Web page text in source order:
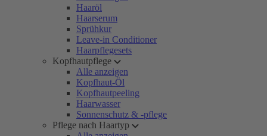
Haaröl
Haarserum
Sprühkur
Leave-in Conditioner
Haarpflegesets
Kopfhautpflege
Alle anzeigen
Kopfhaut-Öl
Kopfhautpeeling
Haarwasser
Sonnenschutz & -pflege
Pflege nach Haartyp